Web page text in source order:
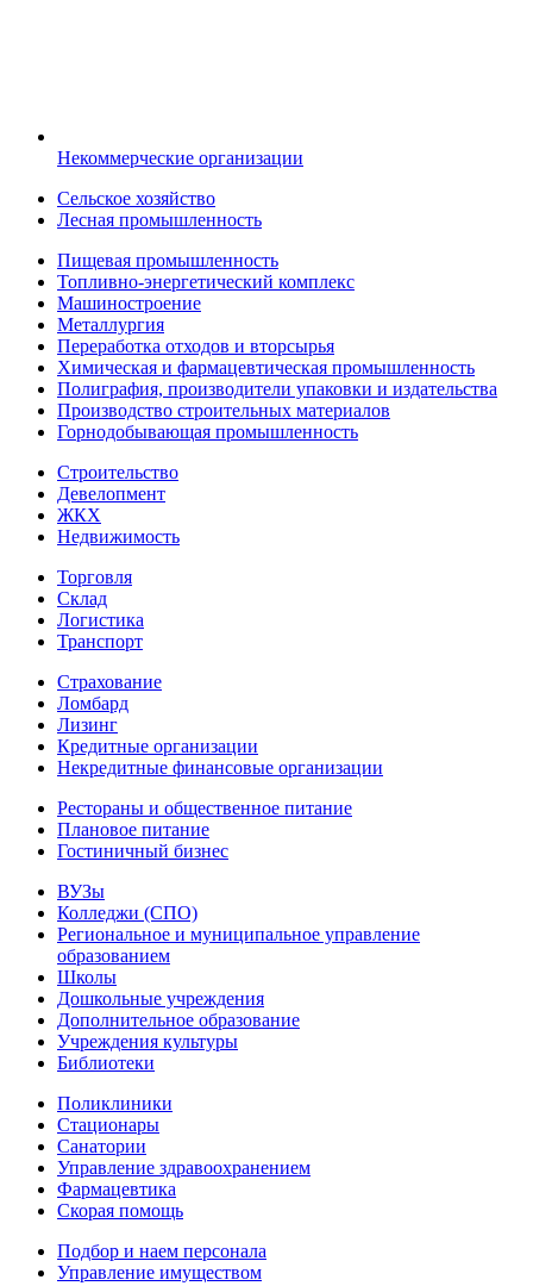
Некоммерческие организации
Сельское хозяйство
Лесная промышленность
Пищевая промышленность
Топливно-энергетический комплекс
Машиностроение
Металлургия
Переработка отходов и вторсырья
Химическая и фармацевтическая промышленность
Полиграфия, производители упаковки и издательства
Производство строительных материалов
Горнодобывающая промышленность
Строительство
Девелопмент
ЖКХ
Недвижимость
Торговля
Склад
Логистика
Транспорт
Страхование
Ломбард
Лизинг
Кредитные организации
Некредитные финансовые организации
Рестораны и общественное питание
Плановое питание
Гостиничный бизнес
ВУЗы
Колледжи (СПО)
Региональное и муниципальное управление
образованием
Школы
Дошкольные учреждения
Дополнительное образование
Учреждения культуры
Библиотеки
Поликлиники
Стационары
Санатории
Управление здравоохранением
Фармацевтика
Скорая помощь
Подбор и наем персонала
Управление имуществом